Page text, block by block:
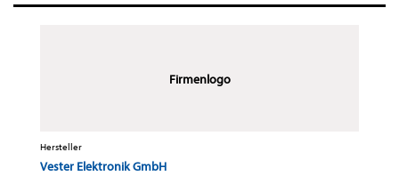
Firmenlogo
Hersteller
Vester Elektronik GmbH